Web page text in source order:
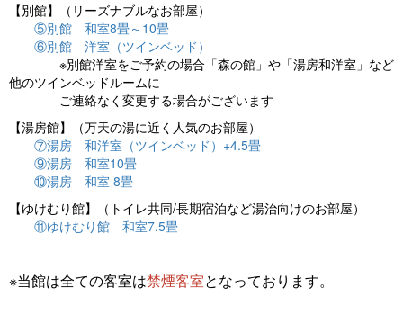
【別館】（リーズナブルなお部屋）
⑤別館 和室8畳～10畳
⑥別館 洋室（ツインベッド）
※別館洋室をご予約の場合「森の館」や「湯房和洋室」など
他のツインベッドルームに
ご連絡なく変更する場合がございます
【湯房館】（万天の湯に近く人気のお部屋）
⑦湯房 和洋室（ツインベッド）+4.5畳
⑨湯房 和室10畳
⑩湯房 和室 8畳
【ゆけむり館】（トイレ共同/長期宿泊など湯治向けのお部屋）
⑪ゆけむり館 和室7.5畳
※当館は全ての客室は禁煙客室となっております。